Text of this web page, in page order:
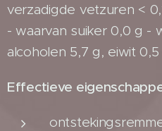
verzadigde vetzuren <
- waarvan suiker 0,0 g -
alcoholen 5,7 g, eiwit
Effectieve